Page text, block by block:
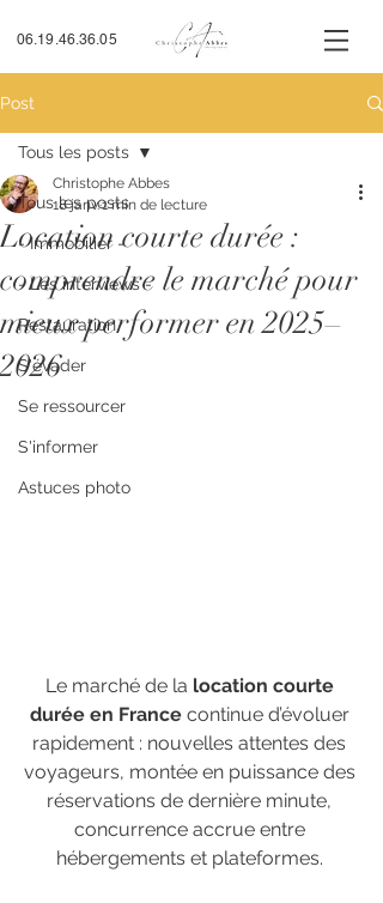
06.19.46.36.05
Post
Tous les posts
- Immobilier -
- Les interviews -
Restauration
S'évader
Se ressourcer
S'informer
Astuces photo
Tous les posts
Location courte durée :
comprendre le marché pour
mieux performer en 2025–
2026
Christophe Abbes
18 janv.1 min de lecture
Le marché de la location courte
durée en France continue d’évoluer
rapidement : nouvelles attentes des
voyageurs, montée en puissance des
réservations de dernière minute,
concurrence accrue entre
hébergements et plateformes.